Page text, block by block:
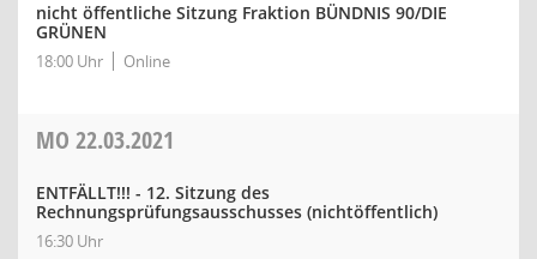
nicht öffentliche Sitzung Fraktion BÜNDNIS 90/DIE
GRÜNEN
18:00 Uhr Online
MO 22.03.2021
ENTFÄLLT!!! - 12. Sitzung des
Rechnungsprüfungsausschusses (nichtöffentlich)
16:30 Uhr